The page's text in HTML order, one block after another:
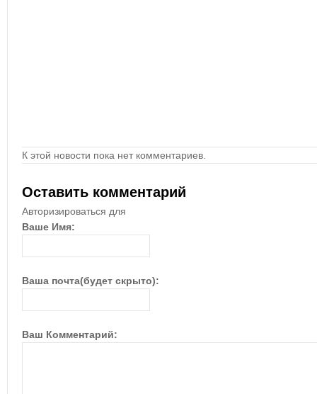
К этой новости пока нет комментариев.
Оставить комментарий
Авторизироваться для
Ваше Имя:
Ваша почта(будет скрыто):
Ваш Комментарий: